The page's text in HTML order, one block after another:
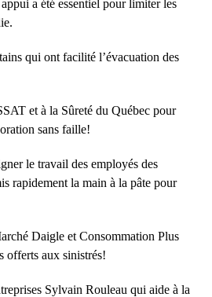
a été essentiel pour limiter les
qui ont facilité l’évacuation des
et à la Sûreté du Québec pour
sans faille!
le travail des employés des
rapidement la main à la pâte pour
Daigle et Consommation Plus
offerts aux sinistrés!
Sylvain Rouleau qui aide à la